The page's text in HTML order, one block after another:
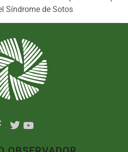
Síndrome de Sotos